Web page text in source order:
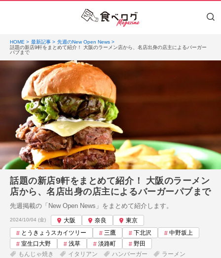
HOME 最新記事
先週のNew Open News
話題の新店9軒をまとめて紹介！ 大阪のラーメン店から、名店出身の店主によるバーガー
パブまで
話題の新店9軒をまとめて紹介！ 大阪のラーメン
店から、名店出身の店主によるバーガーパブまで
先週掲載の「New Open News」をまとめて紹介します。
投稿日:
2024/10/04 (金) 大阪 奈良
東京
とうきょうスカイツリー
三鷹 下北沢
中野坂上
室生口大野
浅草 淡路町
野田
もんじゃ焼き
イタリアン ハンバーガー
ラーメン